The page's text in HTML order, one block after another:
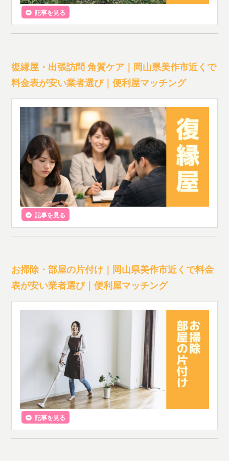
記事を見る
復縁屋・出張訪問 角質ケア｜岡山県美作市近くで
料金表が安い業者選び｜便利屋マッチング
記事を見る
お掃除・部屋の片付け｜岡山県美作市近くで料金
表が安い業者選び｜便利屋マッチング
記事を見る